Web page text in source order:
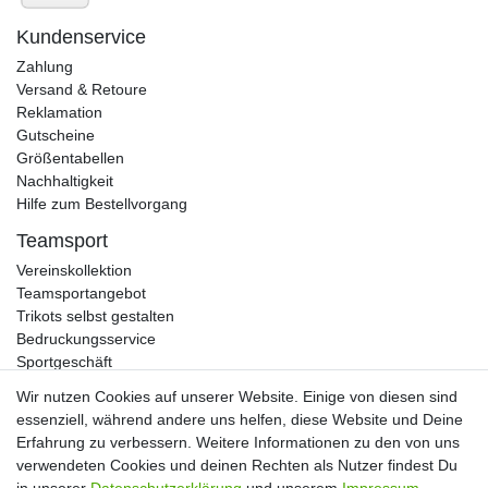
Kundenservice
Zahlung
Versand & Retoure
Reklamation
Gutscheine
Größentabellen
Nachhaltigkeit
Hilfe zum Bestellvorgang
Teamsport
Vereinskollektion
Teamsportangebot
Trikots selbst gestalten
Bedruckungsservice
Sportgeschäft
Wir nutzen Cookies auf unserer Website. Einige von diesen sind
essenziell, während andere uns helfen, diese Website und Deine
Erfahrung zu verbessern. Weitere Informationen zu den von uns
verwendeten Cookies und deinen Rechten als Nutzer findest Du